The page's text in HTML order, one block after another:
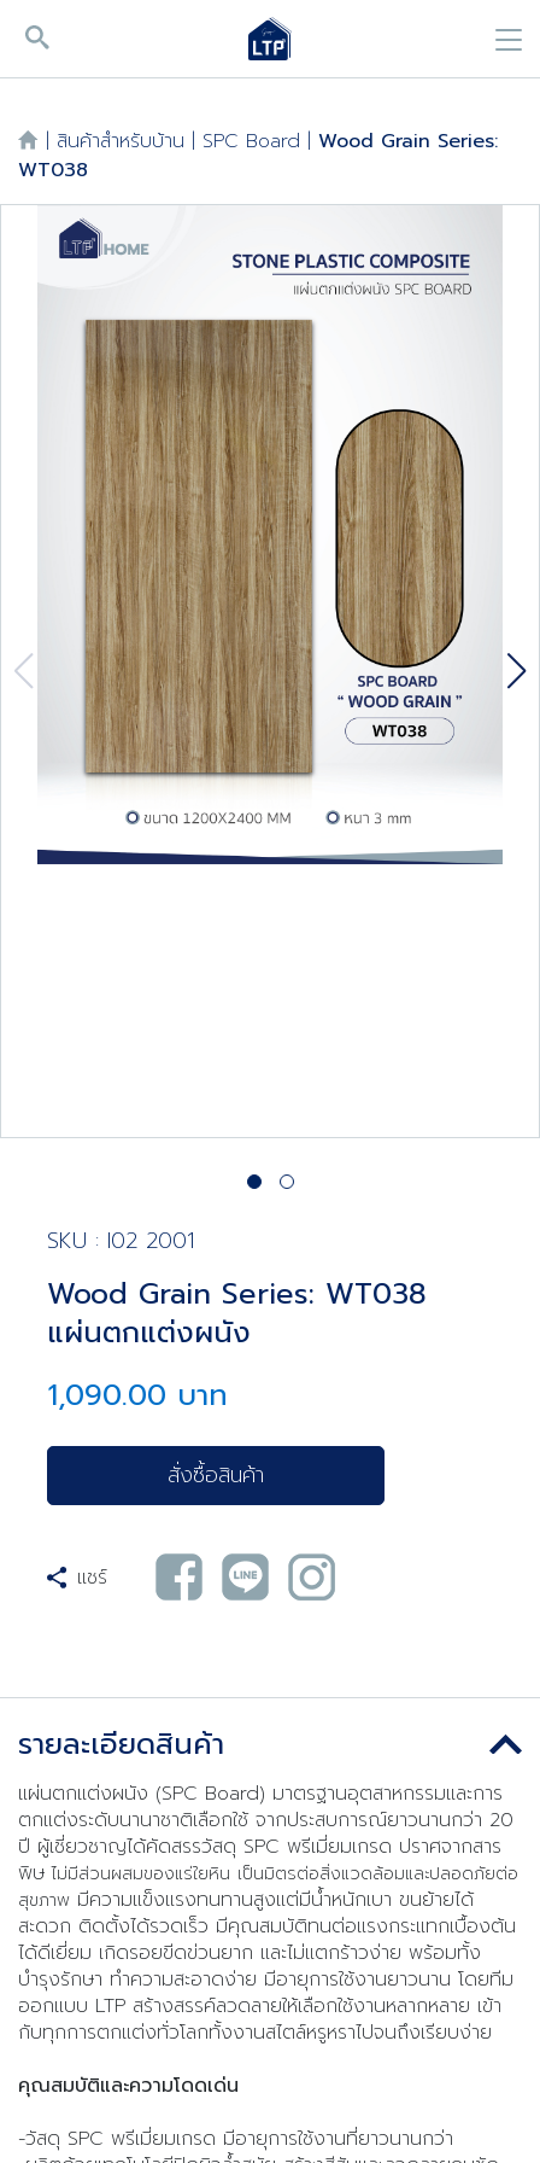
| สินค้าสำหรับบ้าน | SPC Board |Wood Grain Series:
WT038
SKU : I02 2001
Wood Grain Series: WT038
แผ่นตกแต่งผนัง
1,090.00 บาท
สั่งซื้อสินค้า
แชร์
รายละเอียดสินค้า
แผ่นตกแต่งผนัง (SPC Board) มาตรฐานอุตสาหกรรมและการ
ตกแต่งระดับนานาชาติเลือกใช้ จากประสบการณ์ยาวนานกว่า 20
ปี ผู้เชี่ยวชาญได้คัดสรรวัสดุ SPC พรีเมี่ยมเกรด ปราศจากสาร
พิษไม่มีส่วนผสมของแร่ใยหิน เป็นมิตรต่อสิ่งแวดล้อมและปลอดภัยต่อ
สุขภาพ มีความแข็งแรงทนทานสูงแต่มีน้ำหนักเบา ขนย้ายได้
สะดวก ติดตั้งได้รวดเร็ว มีคุณสมบัติทนต่อแรงกระแทกเบื้องต้น
ได้ดีเยี่ยม เกิดรอยขีดข่วนยาก และไม่แตกร้าวง่าย พร้อมทั้ง
บำรุงรักษา ทำความสะอาดง่าย มีอายุการใช้งานยาวนาน โดยทีม
ออกแบบ LTP สร้างสรรค์ลวดลายให้เลือกใช้งานหลากหลาย เข้า
กับทุกการตกแต่งทั่วโลกทั้งงานสไตล์หรูหราไปจนถึงเรียบง่าย
คุณสมบัติและความโดดเด่น
-วัสดุ SPC พรีเมี่ยมเกรด มีอายุการใช้งานที่ยาวนานกว่า